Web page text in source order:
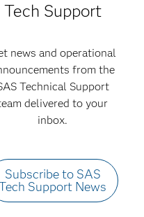
Tech Support
news and operational
from the
Technical Support
delivered to your
inbox.
Subscribe to SAS
Support News